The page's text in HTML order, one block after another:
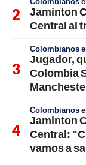
Jaminton
Central al
Colombianos
Jugador,
Colombia
Colombianos
Jaminton
Central:
vamos a